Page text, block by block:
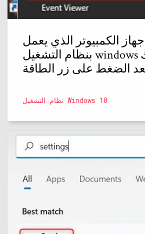
الكمبيوتر الذي يعمل
بنظام التشغيل windows الخاص بك
الضغط على زر الطاقة
نظام التشغيل Windows 10